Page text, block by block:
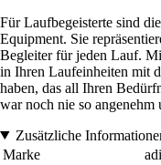
Für Laufbegeisterte sind
Equipment. Sie
Begleiter für jeden Lauf.
in Ihren Laufeinheiten mit
haben, das all Ihren
war noch nie so angenehm
Zusätzliche
Marke